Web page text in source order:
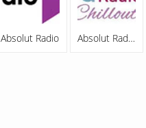
Absolut Radio Absolut Radio Chillout